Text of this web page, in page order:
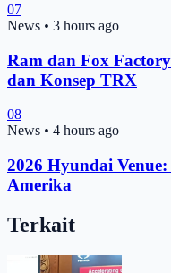
07
News • 3 hours ago
Ram dan Fox
dan Konsep TRX
08
News • 4 hours ago
2026 Hyundai
Amerika
Terkait